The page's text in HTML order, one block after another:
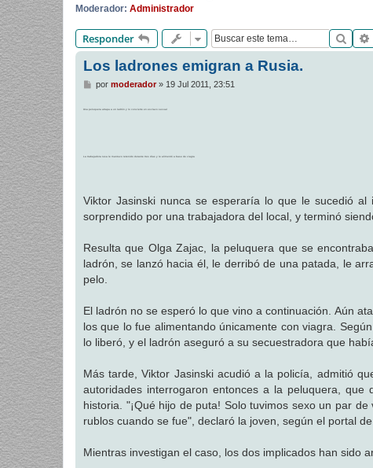
Moderador: Administrador
Responder Buscar
Los ladrones emigran a Rusia.
M
s
por moderador» 19 Jul 2011, 23:51
Una peluquera atrapa a un ladrón y lo convierte en esclavo sexual
La trabajadora rusa le mantuvo retenido durante tres días y le alimentó a base de viagra
Viktor Jasinski nunca se esperaría lo que le sucedió
sorprendido por una trabajadora del local, y terminó
Resulta que Olga Zajac, la peluquera que se
ladrón, se lanzó hacia él, le derribó de una patada, le
pelo.
El ladrón no se esperó lo que vino a continuación. Aún
los que lo fue alimentando únicamente con viagra.
lo liberó, y el ladrón aseguró a su secuestradora que
Más tarde, Viktor Jasinski acudió a la policía, admitió
autoridades interrogaron entonces a la peluquera,
historia. "¡Qué hijo de puta! Solo tuvimos sexo un par
rublos cuando se fue", declaró la joven, según el portal
Mientras investigan el caso, los dos implicados han sido